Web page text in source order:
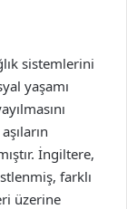
sistemlerini
yaşamı
İngiltere,
farklı
üzerine